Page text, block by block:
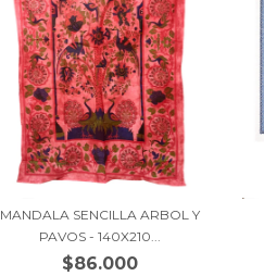
MANDALA SENCILLA ARBOL Y
PAVOS - 140X210...
$86.000